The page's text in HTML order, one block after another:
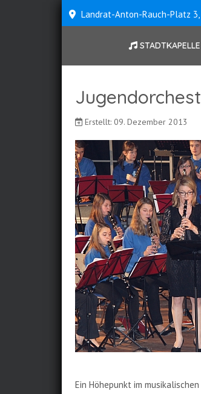
Landrat-Anton-Rauch-Platz 3,
STADTKAPELLE
Erstellt: 09. Dezember 2013
Ein Höhepunkt im